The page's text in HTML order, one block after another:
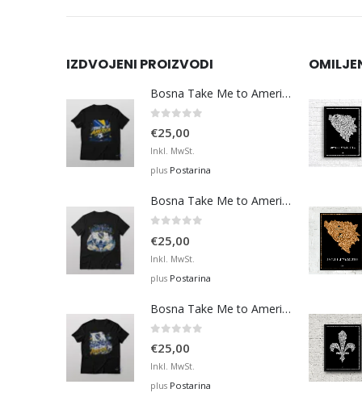
IZDVOJENI PROIZVODI
Bosna Take Me to America Navijačka Majica 3
€25,00
Inkl. MwSt.
plus Postarina
Bosna Take Me to America Navijačka Majica 4
€25,00
Inkl. MwSt.
plus Postarina
Bosna Take Me to America Navijačka Majica 2
€25,00
Inkl. MwSt.
plus Postarina